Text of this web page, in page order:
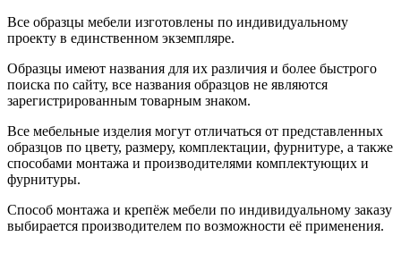
Все образцы мебели изготовлены по индивидуальному
проекту в единственном экземпляре.
Образцы имеют названия для их различия и более быстрого
поиска по сайту, все названия образцов не являются
зарегистрированным товарным знаком.
Все мебельные изделия могут отличаться от представленных
образцов по цвету, размеру, комплектации, фурнитуре, а также
способами монтажа и производителями комплектующих и
фурнитуры.
Способ монтажа и крепёж мебели по индивидуальному заказу
выбирается производителем по возможности её применения.